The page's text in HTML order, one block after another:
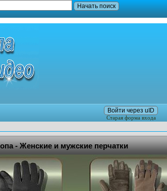
Войти через uID
Старая форма входа
- Женские и мужские перчатки